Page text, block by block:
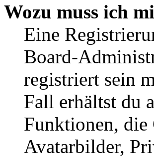
Wozu muss ich
Eine
Board-
registriert sein
Fall erhältst du
Funktionen, die
Avatarbilder,